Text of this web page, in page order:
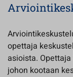
opettaja
asioista.
johon kootaan